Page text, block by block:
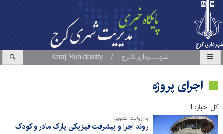
اجرای پروژه
کل اخبار: 1
به روایت تصویر؛
روند اجرا و پیشرفت فیزیکی پارک مادر و کودک